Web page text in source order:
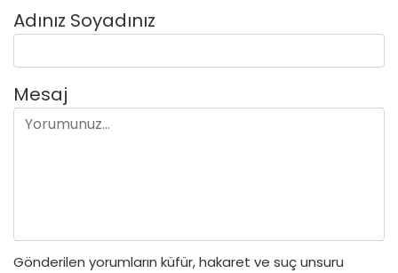
Adınız Soyadınız
Mesaj
Gönderilen yorumların küfür, hakaret ve suç unsuru